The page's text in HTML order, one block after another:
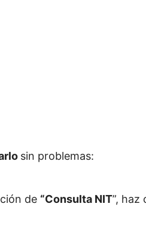
sin problemas:
de “Consulta NIT”, haz